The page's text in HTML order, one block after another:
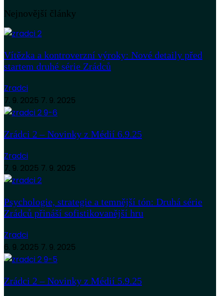
Nejnovější články
Vítězka a kontroverzní výroky: Nové detaily před
startem druhé série Zrádců
Zradci
7. 9. 2025 7. 9. 2025
Zrádci 2 – Novinky z Médií 6.9.25
Zradci
7. 9. 2025 7. 9. 2025
Psychologie, strategie a temnější tón: Druhá série
Zrádců přináší sofistikovanější hru
Zradci
6. 9. 2025 7. 9. 2025
Zrádci 2 – Novinky z Médií 5.9.25